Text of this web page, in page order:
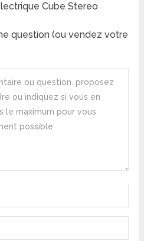
Cube Stereo
question (ou vendez votre